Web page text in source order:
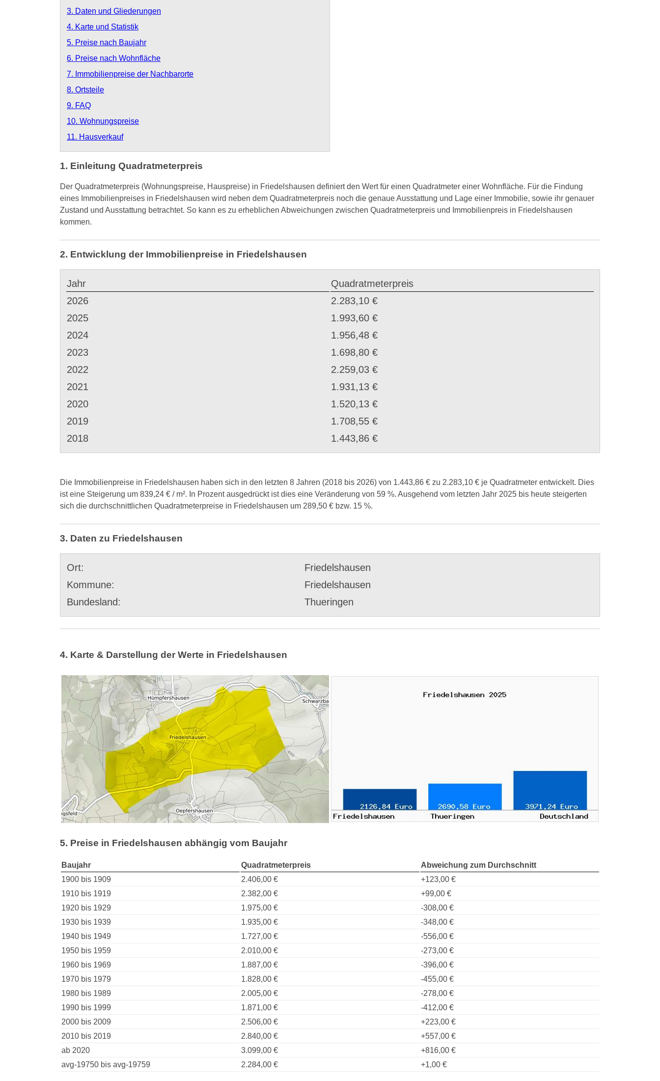
3. Daten und Gliederungen
4. Karte und Statistik
5. Preise nach Baujahr
6. Preise nach Wohnfläche
7. Immobilienpreise der Nachbarorte
8. Ortsteile
9. FAQ
10. Wohnungspreise
11. Hausverkauf
1. Einleitung Quadratmeterpreis
Der Quadratmeterpreis (Wohnungspreise, Hauspreise) in Friedelshausen definiert den Wert für einen Quadratmeter einer Wohnfläche. Für die Findung
eines Immobilienpreises in Friedelshausen wird neben dem Quadratmeterpreis noch die genaue Ausstattung und Lage einer Immobilie, sowie ihr genauer
Zustand und Ausstattung betrachtet. So kann es zu erheblichen Abweichungen zwischen Quadratmeterpreis und Immobilienpreis in Friedelshausen
kommen.
2. Entwicklung der Immobilienpreise in Friedelshausen
Jahr
Quadratmeterpreis
2026
2.283,10 €
2025
1.993,60 €
2024
1.956,48 €
2023
1.698,80 €
2022
2.259,03 €
2021
1.931,13 €
2020
1.520,13 €
2019
1.708,55 €
2018
1.443,86 €
Die Immobilienpreise in Friedelshausen haben sich in den letzten 8 Jahren (2018 bis 2026) von 1.443,86 € zu 2.283,10 € je Quadratmeter entwickelt. Dies
ist eine Steigerung um 839,24 € / m². In Prozent ausgedrückt ist dies eine Veränderung von 59 %. Ausgehend vom letzten Jahr 2025 bis heute steigerten
sich die durchschnittlichen Quadratmeterpreise in Friedelshausen um 289,50 € bzw. 15 %.
3. Daten zu Friedelshausen
Ort:
Friedelshausen
Kommune:
Friedelshausen
Bundesland:
Thueringen
4. Karte & Darstellung der Werte in Friedelshausen
5. Preise in Friedelshausen abhängig vom Baujahr
Baujahr Quadratmeterpreis
Abweichung zum Durchschnitt
1900 bis 1909
2.406,00 €
+123,00 €
1910 bis 1919
2.382,00 €
+99,00 €
1920 bis 1929
1.975,00 €
-308,00 €
1930 bis 1939
1.935,00 €
-348,00 €
1940 bis 1949
1.727,00 €
-556,00 €
1950 bis 1959
2.010,00 €
-273,00 €
1960 bis 1969
1.887,00 €
-396,00 €
1970 bis 1979
1.828,00 €
-455,00 €
1980 bis 1989
2.005,00 €
-278,00 €
1990 bis 1999
1.871,00 €
-412,00 €
2000 bis 2009
2.506,00 €
+223,00 €
2010 bis 2019
2.840,00 €
+557,00 €
ab 2020
3.099,00 €
+816,00 €
avg-19750 bis avg-19759
2.284,00 € +1,00 €